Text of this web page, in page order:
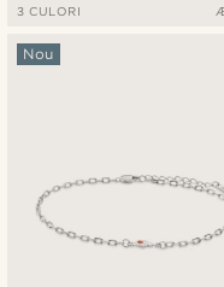
3 CULORI
Nou